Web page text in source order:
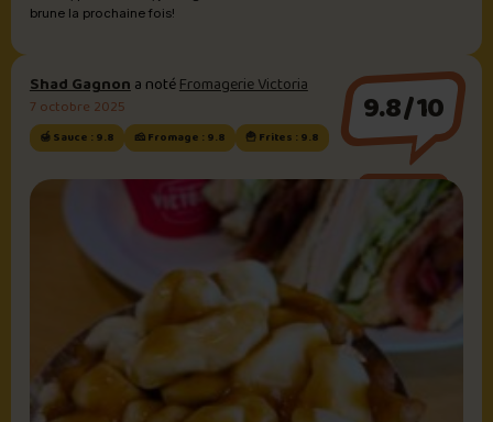
brune la prochaine fois!
Shad Gagnona notéFromagerie Victoria
7 octobre 2025
🍯 Sauce : 9.8 🧀 Fromage : 9.8 🍟 Frites : 9.8
9.8/10
Sauce brune